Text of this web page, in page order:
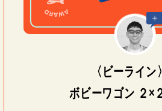
〈ビーライン
ボビーワゴン ２×